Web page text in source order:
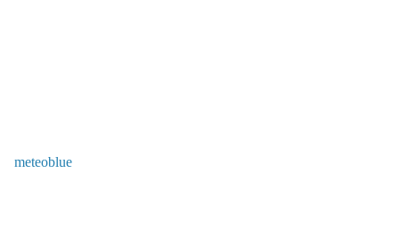
meteoblue